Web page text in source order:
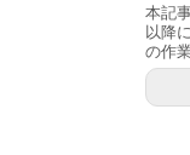
本記
以降
の作